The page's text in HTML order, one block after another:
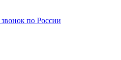
по России